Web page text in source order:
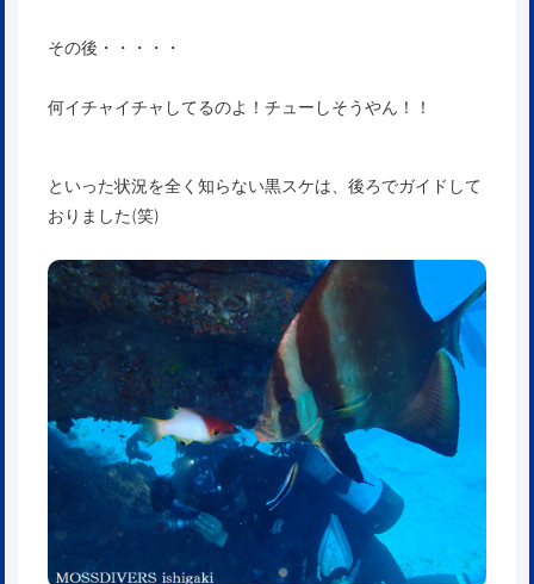
その後・・・・・
何イチャイチャしてるのよ！チューしそうやん！！
といった状況を全く知らない黒スケは、後ろでガイドして
おりました(笑)